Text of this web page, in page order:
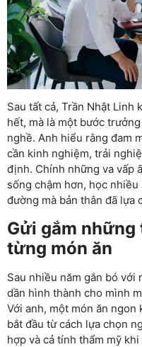
Sau tất cả, Trần Nhật Linh
hết, mà là một bước
nghề. Anh hiểu rằng đam
cần kinh nghiệm, trải
định. Chính những va vấp
sống chậm hơn, học
đường mà bản thân đã lựa
Gửi gắm
từng món ăn
Sau nhiều năm gắn bó với
dần hình thành cho mình
Với anh, một món ăn ngon
bắt đầu từ cách lựa chọn
hợp và cả tính thẩm mỹ